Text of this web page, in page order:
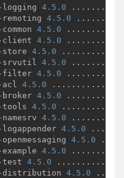
logging 4.5 .0
remoting 4.5 .0
4.5 .0
client 4.5 .0
store 4.5 .0
srvutil 4.5 .0
filter 4.5 .0
acl 4.5 .0
broker 4.5 .0
tools 4.5 .0
4.5 .0
4.5 .0
4.5 .0
4.5 .0
test 4.5 .0
distribution 4.5 .0